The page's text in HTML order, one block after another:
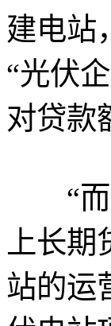
建电站
“光伏
对贷款
“而
上长
站的运